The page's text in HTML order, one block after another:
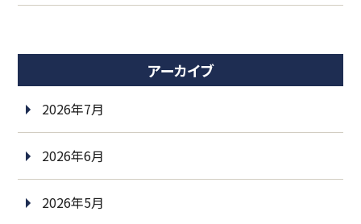
アーカイブ
2026年7月
2026年6月
2026年5月